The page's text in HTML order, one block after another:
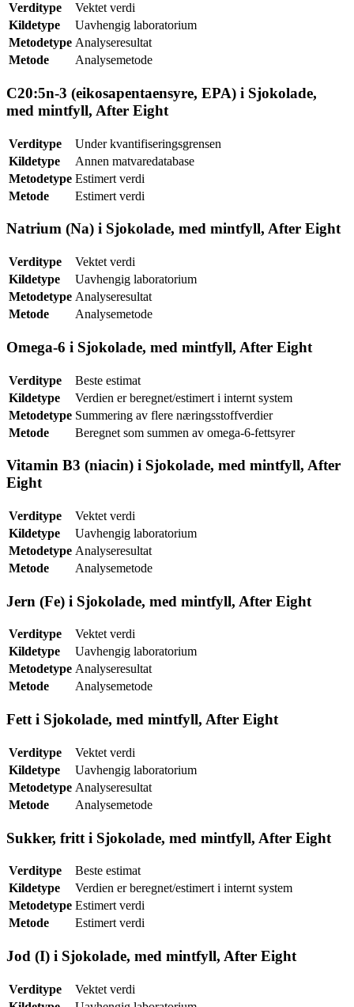
Verditype
Vektet verdi
Kildetype
Uavhengig laboratorium
Metodetype Analyseresultat
Metode
Analysemetode
C20:5n-3 (eikosapentaensyre, EPA) i Sjokolade,
med mintfyll, After Eight
Verditype
Under kvantifiseringsgrensen
Kildetype
Annen matvaredatabase
Metodetype Estimert verdi
Metode
Estimert verdi
Natrium (Na) i Sjokolade, med mintfyll, After Eight
Verditype
Vektet verdi
Kildetype
Uavhengig laboratorium
Metodetype Analyseresultat
Metode
Analysemetode
Omega-6 i Sjokolade, med mintfyll, After Eight
Verditype
Beste estimat
Kildetype
Verdien er beregnet/estimert i internt system
Metodetype Summering av flere næringsstoffverdier
Metode
Beregnet som summen av omega-6-fettsyrer
Vitamin B3 (niacin) i Sjokolade, med mintfyll, After
Eight
Verditype
Vektet verdi
Kildetype
Uavhengig laboratorium
Metodetype Analyseresultat
Metode
Analysemetode
Jern (Fe) i Sjokolade, med mintfyll, After Eight
Verditype
Vektet verdi
Kildetype
Uavhengig laboratorium
Metodetype Analyseresultat
Metode
Analysemetode
Fett i Sjokolade, med mintfyll, After Eight
Verditype
Vektet verdi
Kildetype
Uavhengig laboratorium
Metodetype Analyseresultat
Metode
Analysemetode
Sukker, fritt i Sjokolade, med mintfyll, After Eight
Verditype
Beste estimat
Kildetype
Verdien er beregnet/estimert i internt system
Metodetype Estimert verdi
Metode
Estimert verdi
Jod (I) i Sjokolade, med mintfyll, After Eight
Verditype
Vektet verdi